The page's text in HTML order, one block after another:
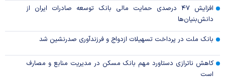
افزایش ۴۷ درصدی حمایت مالی بانک توسعه صادرات ایران از
دانش‌بنیان‌ها
بانک ملت در پرداخت تسهیلات ازدواج و فرزندآوری صدرنشین شد
کاهش ناترازی دستاورد مهم بانک مسکن در مدیریت منابع و مصارف
است